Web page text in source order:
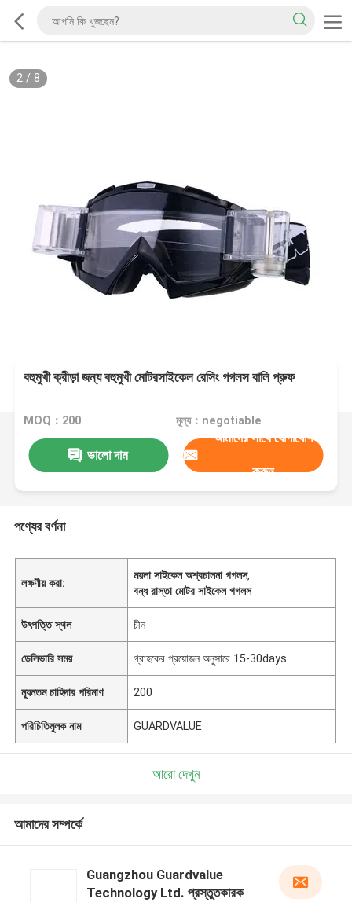
2/ 8
বহুমুখী ক্রীড়া জন্য বহুমুখী মোটরসাইকেল রেসিং গগলস বালি প্রুফ
MOQ：200 মূল্য：negotiable
ভালো দাম
আমাদের সাথে যোগাযোগ
করুন
পণ্যের বর্ণনা
লক্ষণীয় করা:
ময়লা সাইকেল অশ্বচালনা গগলস,
বন্ধ রাস্তা মোটর সাইকেল গগলস
উৎপত্তি স্থল চীন
ডেলিভারি সময় গ্রাহকের প্রয়োজন অনুসারে 15-30days
ন্যূনতম চাহিদার পরিমাণ 200
পরিচিতিমুলক নাম GUARDVALUE
আরো দেখুন
আমাদের সম্পর্কে
Guangzhou Guardvalue
Technology Ltd. প্রস্তুতকারক